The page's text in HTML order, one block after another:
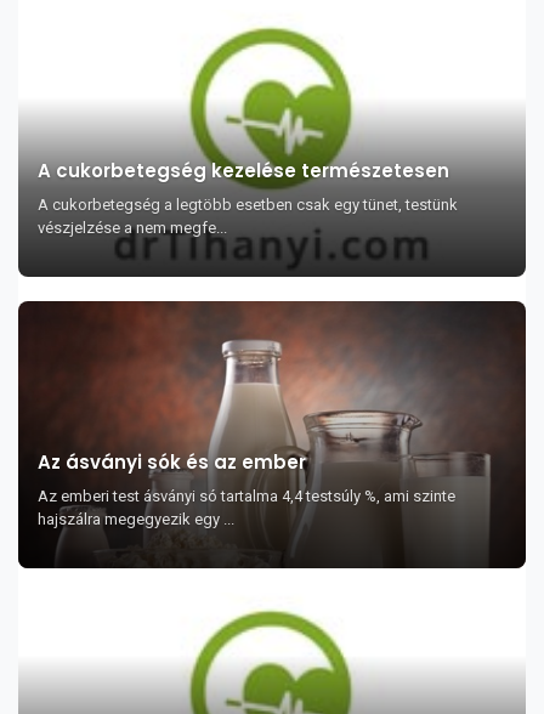
A cukorbetegség kezelése természetesen
A cukorbetegség a legtöbb esetben csak egy tünet, testünk
vészjelzése a nem megfe...
Az ásványi sók és az ember
Az emberi test ásványi só tartalma 4,4 testsúly %, ami szinte
hajszálra megegyezik egy ...